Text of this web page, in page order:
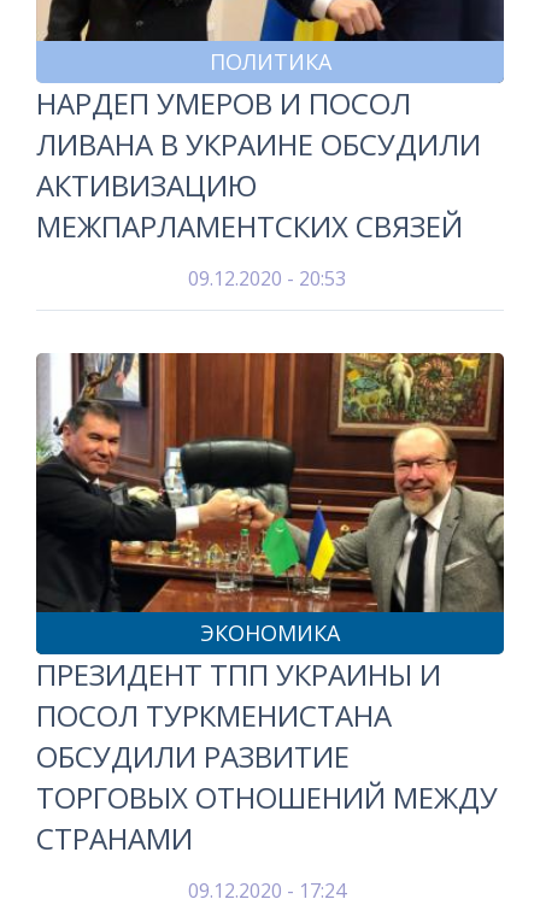
ПОЛИТИКА
НАРДЕП УМЕРОВ И ПОСОЛ
ЛИВАНА В УКРАИНЕ ОБСУДИЛИ
АКТИВИЗАЦИЮ
МЕЖПАРЛАМЕНТСКИХ СВЯЗЕЙ
09.12.2020 - 20:53
ЭКОНОМИКА
ПРЕЗИДЕНТ ТПП УКРАИНЫ И
ПОСОЛ ТУРКМЕНИСТАНА
ОБСУДИЛИ РАЗВИТИЕ
ТОРГОВЫХ ОТНОШЕНИЙ МЕЖДУ
СТРАНАМИ
09.12.2020 - 17:24